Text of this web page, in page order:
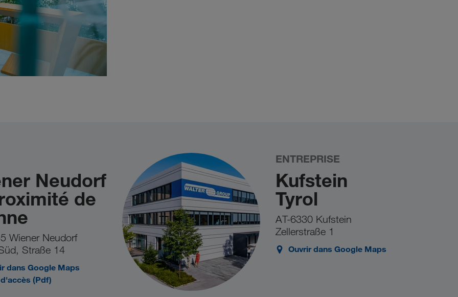
Neudorf
de
Wiener Neudorf
Straße 14
dans Google Maps
(Pdf)
ENTREPRISE
Kufstein
Tyrol
AT-6330 Kufstein
Zellerstraße 1
Ouvrir dans Google Maps